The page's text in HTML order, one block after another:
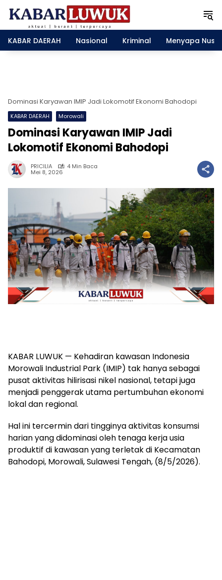
KABAR DAERAH Nasional Kriminal Menyapa
Dominasi Karyawan IMIP Jadi Lokomotif Ekonomi Bahodopi
KABAR DAERAH Morowali
Dominasi Karyawan IMIP Jadi
Lokomotif Ekonomi Bahodopi
PRICILIA 4 Min Baca
Mei 8, 2026
KABAR LUWUK — Kehadiran kawasan Indonesia
Morowali Industrial Park (IMIP) tak hanya sebagai
pusat aktivitas hilirisasi nikel nasional, tetapi juga
menjadi penggerak utama pertumbuhan ekonomi
lokal dan regional.
Hal ini tercermin dari tingginya aktivitas konsumsi
harian yang didominasi oleh tenaga kerja usia
produktif di kawasan yang terletak di Kecamatan
Bahodopi, Morowali, Sulawesi Tengah, (8/5/2026).